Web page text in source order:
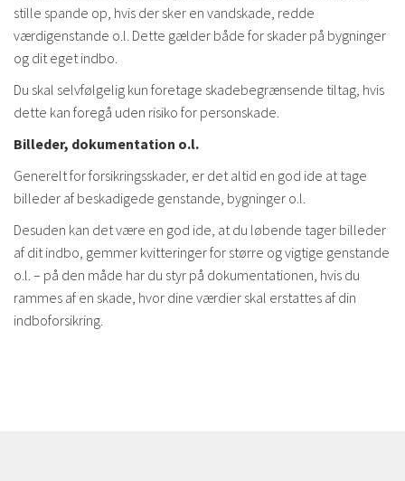
stille spande op, hvis der sker en vandskade, redde
værdigenstande o.l. Dette gælder både for skader på bygninger
og dit eget indbo.
Du skal selvfølgelig kun foretage skadebegrænsende tiltag, hvis
dette kan foregå uden risiko for personskade.
Billeder, dokumentation o.l.
Generelt for forsikringsskader, er det altid en god ide at tage
billeder af beskadigede genstande, bygninger o.l.
Desuden kan det være en god ide, at du løbende tager billeder
af dit indbo, gemmer kvitteringer for større og vigtige genstande
o.l. – på den måde har du styr på dokumentationen, hvis du
rammes af en skade, hvor dine værdier skal erstattes af din
indboforsikring.